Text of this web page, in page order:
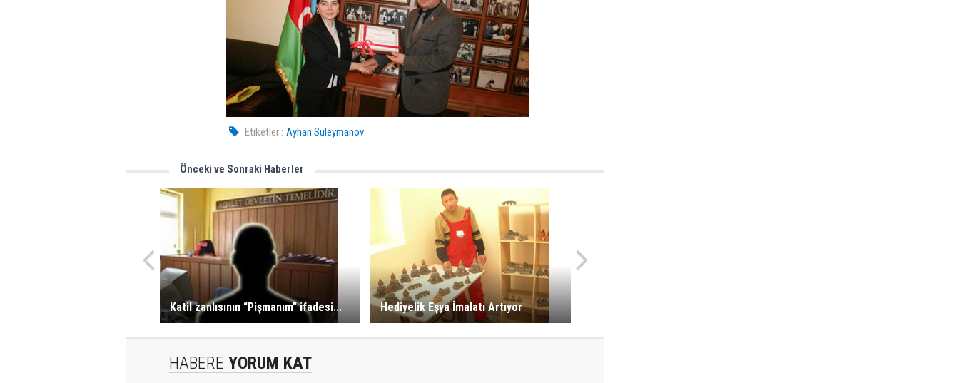
Etiketler : Ayhan Süleymanov
Önceki ve Sonraki Haberler
Katil zanlısının “Pişmanım” ifadesi... Hediyelik Eşya İmalatı Artıyor
HABERE YORUM KAT